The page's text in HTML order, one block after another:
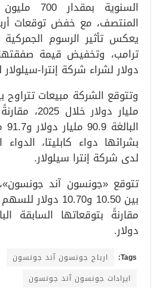
السنوية
المنتصف، مع خفض توقعات
يعكس تأثير الرسوم
دولار لشراء شركة إنترا-
مليار دولار
بشرائها دواء كابليتا، الدواء
لدى شركة إنترا سيلولار.
تتوقع «جونسون آند
بين 10.50 و10.70
دولار.
Tags:
ارباح جونسون آند جونسون
ايرادات جونسون آند جونسون